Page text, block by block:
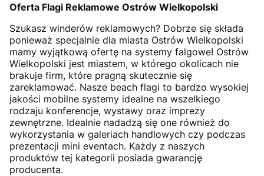
Oferta Flagi Reklamowe Ostrów Wielkopolski
Szukasz winderów reklamowych? Dobrze się składa
ponieważ specjalnie dla miasta Ostrów Wielkopolski
mamy wyjątkową ofertę na systemy falgowe! Ostrów
Wielkopolski jest miastem, w którego okolicach nie
brakuje firm, które pragną skutecznie się
zareklamować. Nasze beach flagi to bardzo wysokiej
jakości mobilne systemy idealne na wszelkiego
rodzaju konferencje, wystawy oraz imprezy
zewnętrzne. Idealnie nadadzą się one również do
wykorzystania w galeriach handlowych czy podczas
prezentacji mini eventach. Każdy z naszych
produktów tej kategorii posiada gwarancję
producenta.